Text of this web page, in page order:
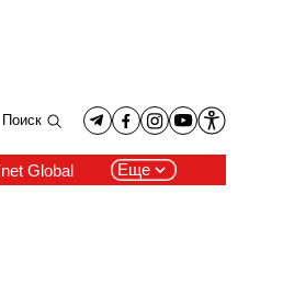
Поиск
Global Еще